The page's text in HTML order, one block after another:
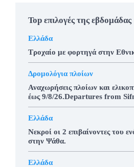
Top επιλογές της εβδομάδας
Ελλάδα
Τροχαίο με φορτηγά στην
Δρομολόγια πλοίων
Αναχωρήσεις πλοίων και
έως 9/8/26.Departures from
Ελλάδα
Νεκροί οι 2 επιβαίνοντες του
στην Ψάθα.
Ελλάδα